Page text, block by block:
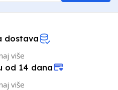
dostava
više
od 14 dana
više